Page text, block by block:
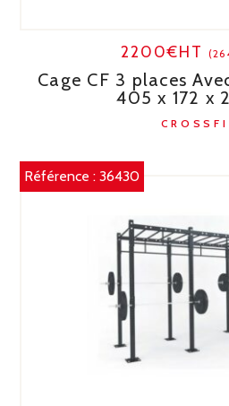
2200€HT
Cage CF 3 places
405 x 172 x
Référence :36430